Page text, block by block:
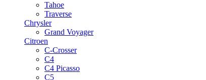
Tahoe
Traverse
Chrysler
Grand Voyager
Citroen
C-Crosser
C4
C4 Picasso
C5